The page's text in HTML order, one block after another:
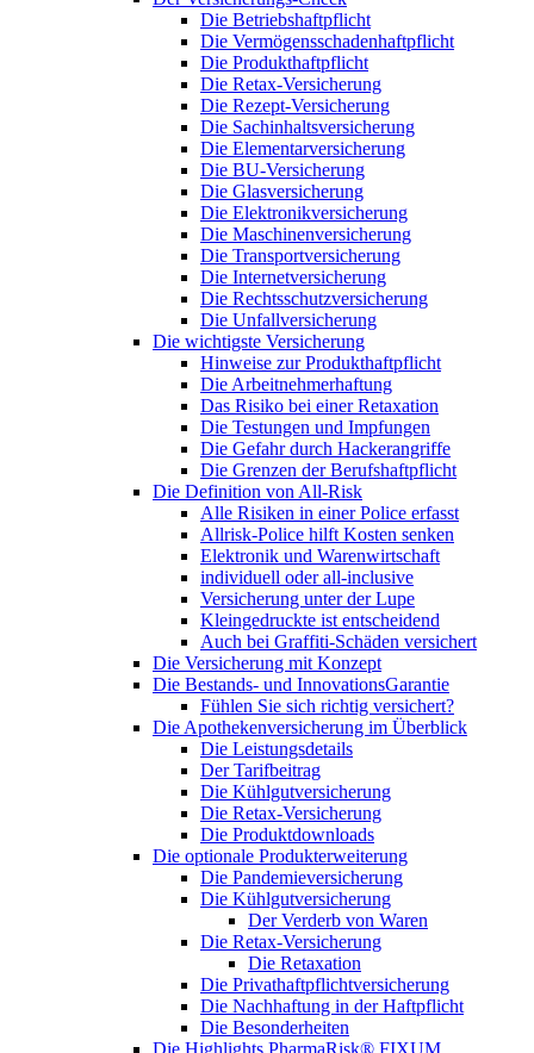
Die Betriebshaftpflicht
Die Vermögensschadenhaftpflicht
Die Produkthaftpflicht
Die Retax-Versicherung
Die Rezept-Versicherung
Die Sachinhaltsversicherung
Die Elementarversicherung
Die BU-Versicherung
Die Glasversicherung
Die Elektronikversicherung
Die Maschinenversicherung
Die Transportversicherung
Die Internetversicherung
Die Rechtsschutzversicherung
Die Unfallversicherung
Die wichtigste Versicherung
Hinweise zur Produkthaftpflicht
Die Arbeitnehmerhaftung
Das Risiko bei einer Retaxation
Die Testungen und Impfungen
Die Gefahr durch Hackerangriffe
Die Grenzen der Berufshaftpflicht
Die Definition von All-Risk
Alle Risiken in einer Police erfasst
Allrisk-Police hilft Kosten senken
Elektronik und Warenwirtschaft
individuell oder all-inclusive
Versicherung unter der Lupe
Kleingedruckte ist entscheidend
Auch bei Graffiti-Schäden versichert
Die Versicherung mit Konzept
Die Bestands- und InnovationsGarantie
Fühlen Sie sich richtig versichert?
Die Apothekenversicherung im Überblick
Die Leistungsdetails
Der Tarifbeitrag
Die Kühlgutversicherung
Die Retax-Versicherung
Die Produktdownloads
Die optionale Produkterweiterung
Die Pandemieversicherung
Die Kühlgutversicherung
Der Verderb von Waren
Die Retax-Versicherung
Die Retaxation
Die Privathaftpflichtversicherung
Die Nachhaftung in der Haftpflicht
Die Besonderheiten
Die Highlights PharmaRisk® FIXUM